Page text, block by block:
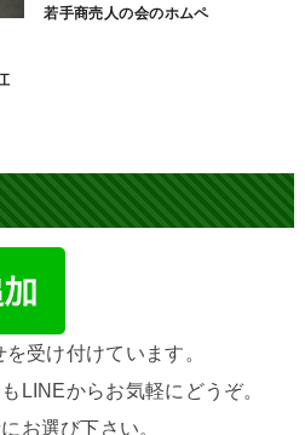
若手商売人の会のホムペ
受け付けています。
LINEからお気軽にどうぞ。
お選び下さい。